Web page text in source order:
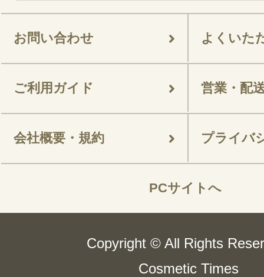
お問い合わせ よくいた
ご利用ガイド 営業・配
会社概要・規約 プライバ
PCサイトへ
Copyright © All Rights
Cosmetic Times